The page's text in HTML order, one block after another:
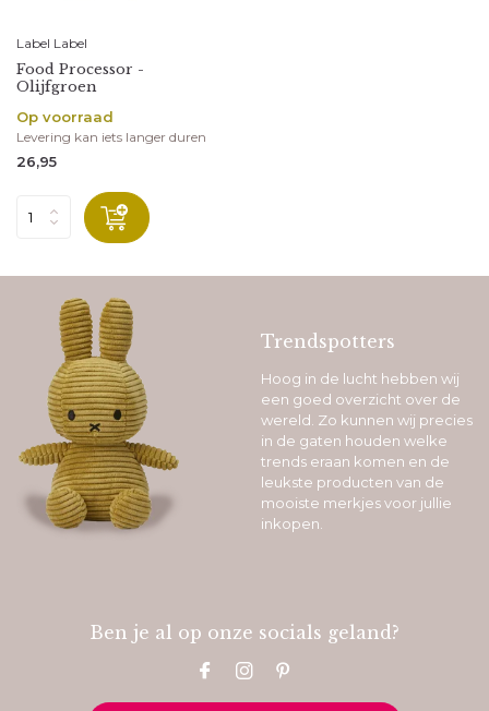
Label Label
Food Processor -
Olijfgroen
Op voorraad
Levering kan iets langer duren
26,95
Trendspotters
Hoog in de lucht hebben wij
een goed overzicht over de
wereld. Zo kunnen wij precies
in de gaten houden welke
trends eraan komen en de
leukste producten van de
mooiste merkjes voor jullie
inkopen.
Ben je al op onze socials geland?